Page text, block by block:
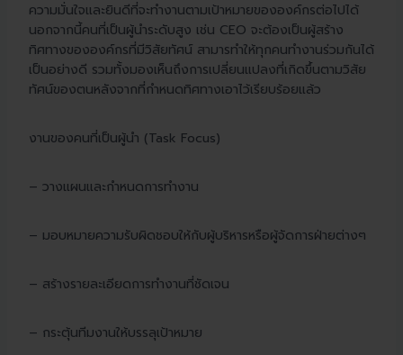
ความมั่นใจและยินดีที่จะทำงานตามเป้าหมายขององค์กรต่อไปได้
นอกจากนี้คนที่เป็นผู้นำระดับสูง เช่น CEO จะต้องเป็นผู้สร้าง
ทิศทางขององค์กรที่มีวิสัยทัศน์ สามารทำให้ทุกคนทำงานร่วมกันได้
เป็นอย่างดี รวมทั้งมองเห็นถึงการเปลี่ยนแปลงที่เกิดขึ้นตามวิสัย
ทัศน์ของตนหลังจากที่กำหนดทิศทางเอาไว้เรียบร้อยแล้ว
งานของคนที่เป็นผู้นำ (Task Focus)
– วางแผนและกำหนดการทำงาน
– มอบหมายความรับผิดชอบให้กับผู้บริหารหรือผู้จัดการฝ่ายต่างๆ
– สร้างรายละเอียดการทำงานที่ชัดเจน
– กระตุ้นทีมงานให้บรรลุเป้าหมาย